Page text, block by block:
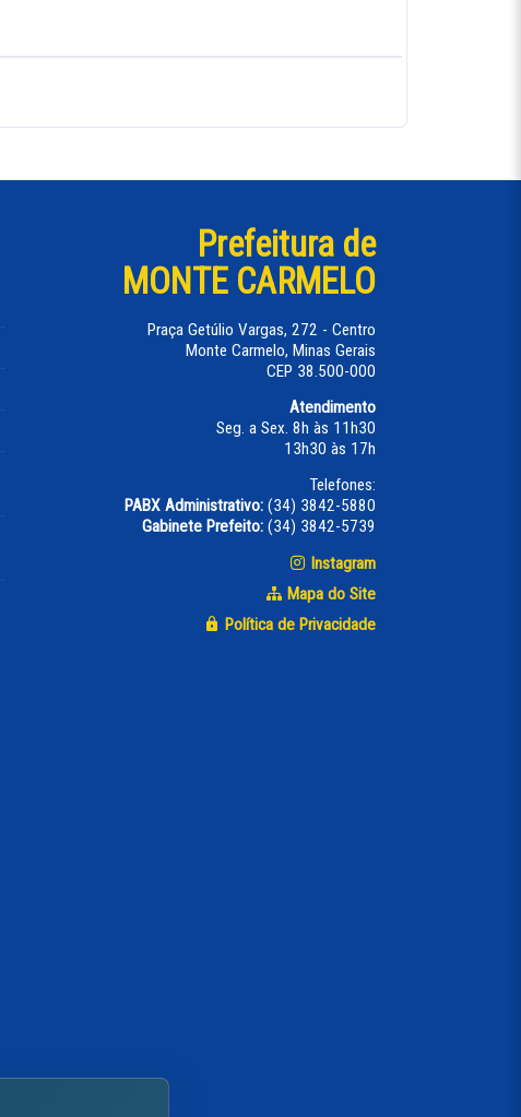
Prefeitura de
MONTE CARMELO
Praça Getúlio Vargas, 272 - Centro
Monte Carmelo, Minas Gerais
CEP 38.500-000
Atendimento
Seg. a Sex. 8h às 11h30
13h30 às 17h
Telefones:
PABX Administrativo:(34) 3842-5880
Gabinete Prefeito:(34) 3842-5739
Instagram
Mapa do Site
Política de Privacidade